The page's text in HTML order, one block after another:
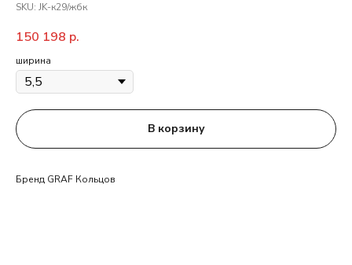
SKU: JK-к29/жбк
150 198 р.
ширина
В корзину
Бренд GRAF Кольцов